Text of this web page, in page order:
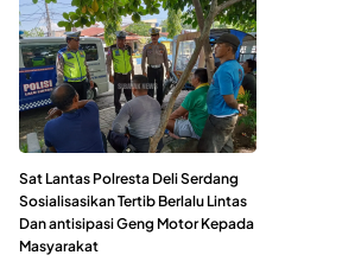
Sat Lantas Polresta Deli Serdang
Sosialisasikan Tertib Berlalu Lintas
Dan antisipasi Geng Motor Kepada
Masyarakat